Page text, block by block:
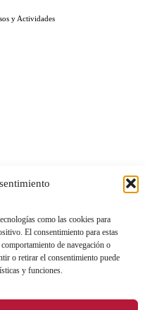
como las cookies para
El consentimiento para estas
de navegación o
o retirar el consentimiento puede
y funciones.
y Actividades